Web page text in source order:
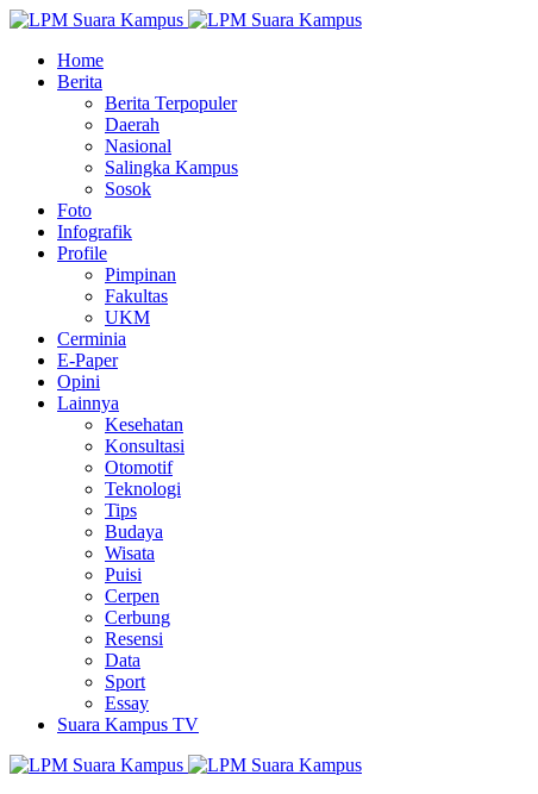
Home
Berita
Berita Terpopuler
Daerah
Nasional
Salingka Kampus
Sosok
Foto
Infografik
Profile
Pimpinan
Fakultas
UKM
Cerminia
E-Paper
Opini
Lainnya
Kesehatan
Konsultasi
Otomotif
Teknologi
Tips
Budaya
Wisata
Puisi
Cerpen
Cerbung
Resensi
Data
Sport
Essay
Suara Kampus TV